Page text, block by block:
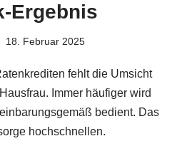
Ergebnis
18. Februar 2025
fehlt die Umsicht
Immer häufiger wird
bedient. Das
hochschnellen.